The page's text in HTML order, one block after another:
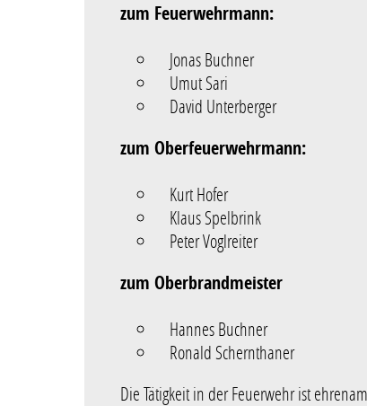
zum Feuerwehrmann:
Jonas Buchner
Umut Sari
David Unterberger
zum Oberfeuerwehrmann:
Kurt Hofer
Klaus Spelbrink
Peter Voglreiter
zum Oberbrandmeister
Hannes Buchner
Ronald Schernthaner
Die Tätigkeit in der Feuerwehr ist